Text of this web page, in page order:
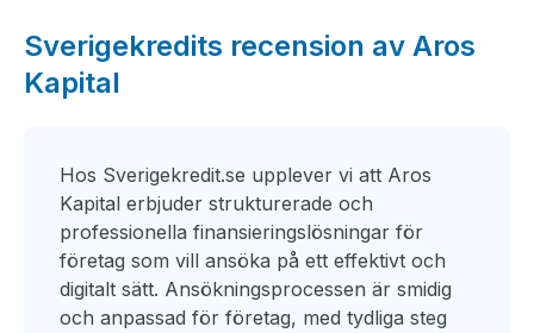
Sverigekredits recension av Aros
Kapital
Hos Sverigekredit.se upplever vi att Aros
Kapital erbjuder strukturerade och
professionella finansieringslösningar för
företag som vill ansöka på ett effektivt och
digitalt sätt. Ansökningsprocessen är smidig
och anpassad för företag, med tydliga steg